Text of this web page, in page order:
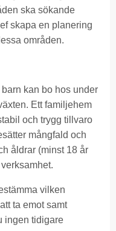
ska sökande
skapa en planering
områden.
kan bo hos under
Ett familjehem
och trygg tillvaro
mångfald och
åldrar (minst 18 år
vilken
ta emot samt
ingen tidigare